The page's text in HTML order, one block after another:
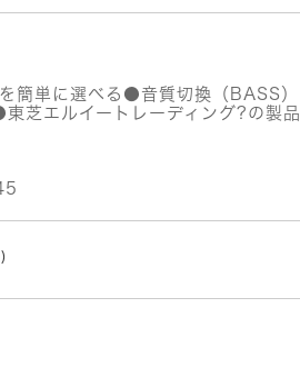
簡単に選べる●音質切換（BASS）
芝エルイートレーディング?の製品